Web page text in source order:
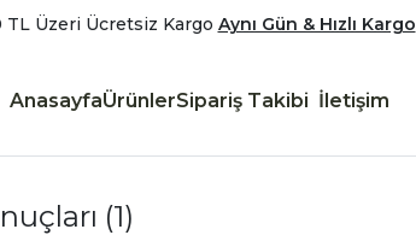
TL Üzeri Ücretsiz Kargo Aynı Gün & Hızlı Kargo
AnasayfaÜrünlerSipariş Takibi İletişim
(1)